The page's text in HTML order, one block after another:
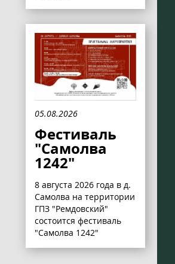
05.08.2026
Фестиваль
"Самолва
1242"
8 августа 2026 года в д.
Самолва на территории
ГПЗ "Ремдовский"
состоится фестиваль
"Самолва 1242"